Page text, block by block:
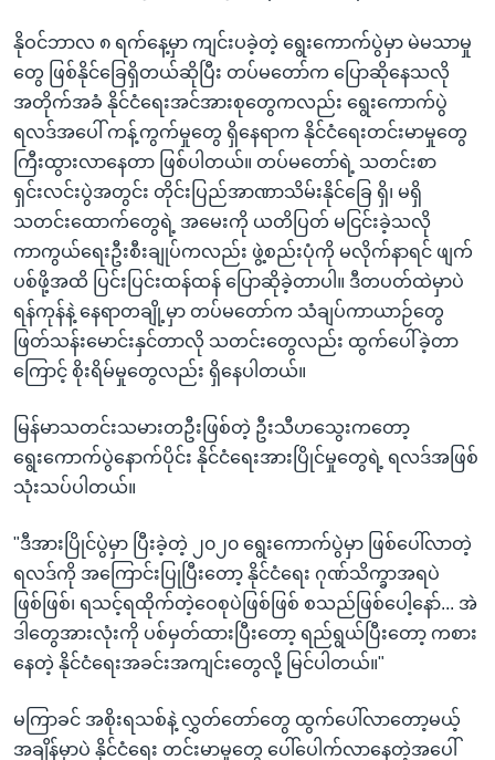
နိုဝင်ဘာလ ၈ ရက်နေ့မှာ ကျင်းပခဲ့တဲ့ ရွေးကောက်ပွဲမှာ မဲမသာမှု
တွေ ဖြစ်နိုင်ခြေရှိတယ်ဆိုပြီး တပ်မတော်က ပြောဆိုနေသလို
အတိုက်အခံ နိုင်ငံရေးအင်အားစုတွေကလည်း ရွေးကောက်ပွဲ
ရလဒ်အပေါ် ကန့်ကွက်မှုတွေ ရှိနေရာက နိုင်ငံရေးတင်းမာမှုတွေ
ကြီးထွားလာနေတာ ဖြစ်ပါတယ်။ တပ်မတော်ရဲ့ သတင်းစာ
ရှင်းလင်းပွဲအတွင်း တိုင်းပြည်အာဏာသိမ်းနိုင်ခြေ ရှိ၊ မရှိ
သတင်းထောက်တွေရဲ့ အမေးကို ယတိပြတ် မငြင်းခဲ့သလို
ကာကွယ်ရေးဦးစီးချုပ်ကလည်း ဖွဲ့စည်းပုံကို မလိုက်နာရင် ဖျက်
ပစ်ဖို့အထိ ပြင်းပြင်းထန်ထန် ပြောဆိုခဲ့တာပါ။ ဒီတပတ်ထဲမှာပဲ
ရန်ကုန်နဲ့ နေရာတချို့မှာ တပ်မတော်က သံချပ်ကာယာဉ်တွေ
ဖြတ်သန်းမောင်းနှင်တာလို သတင်းတွေလည်း ထွက်ပေါ်ခဲ့တာ
ကြောင့် စိုးရိမ်မှုတွေလည်း ရှိနေပါတယ်။
မြန်မာသတင်းသမားတဦးဖြစ်တဲ့ ဦးသီဟသွေးကတော့
ရွေးကောက်ပွဲနောက်ပိုင်း နိုင်ငံရေးအားပြိုင်မှုတွေရဲ့ ရလဒ်အဖြစ်
သုံးသပ်ပါတယ်။
"ဒီအားပြိုင်ပွဲမှာ ပြီးခဲ့တဲ့ ၂၀၂၀ ရွေးကောက်ပွဲမှာ ဖြစ်ပေါ်လာတဲ့
ရလဒ်ကို အကြောင်းပြုပြီးတော့ နိုင်ငံရေး ဂုဏ်သိက္ခာအရပဲ
ဖြစ်ဖြစ်၊ ရသင့်ရထိုက်တဲ့ဝေစုပဲဖြစ်ဖြစ် စသည်ဖြစ်ပေါ့နော်... အဲ
ဒါတွေအားလုံးကို ပစ်မှတ်ထားပြီးတော့ ရည်ရွယ်ပြီးတော့ ကစား
နေတဲ့ နိုင်ငံရေးအခင်းအကျင်းတွေလို့ မြင်ပါတယ်။"
မကြာခင် အစိုးရသစ်နဲ့ လွှတ်တော်တွေ ထွက်ပေါ်လာတော့မယ့်
အချိန်မှာပဲ နိုင်ငံရေး တင်းမာမှုတွေ ပေါ်ပေါက်လာနေတဲ့အပေါ်